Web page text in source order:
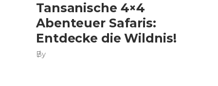
Tansanische 4×4
Abenteuer Safaris:
Entdecke die Wildnis!
By